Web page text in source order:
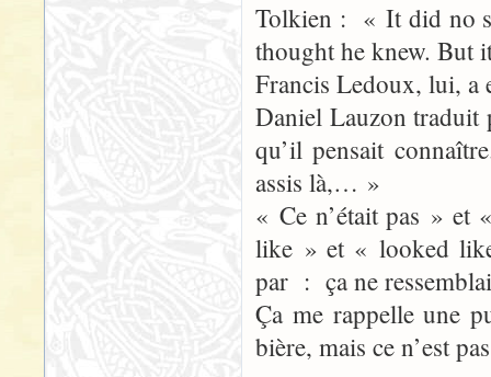
Tolkien : « It did no
thought he knew. But
Francis Ledoux, lui, a
Daniel Lauzon traduit
qu’il pensait
assis là,… »
« Ce n’était pas »
like » et « looked
par : ça ne
Ça me rappelle une
bière, mais ce n’est